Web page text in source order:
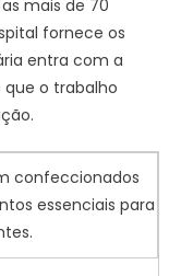
mais de 70
fornece os
entra com a
o trabalho
confeccionados
essenciais para